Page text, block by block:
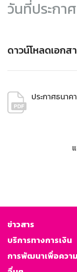
วันที่ประกาศ
ดาวน์โหลดเอกส
ประกาศธนาค
ข่าวสาร
บริการทางการเงิน
การพัฒนาเพื่อควา